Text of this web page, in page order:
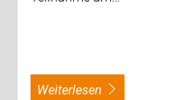
weiterlesen